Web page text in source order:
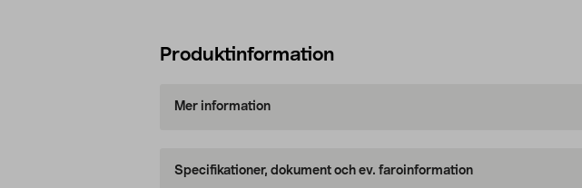
Produktinformation
Mer information
Specifikationer, dokument och ev. faroinformation